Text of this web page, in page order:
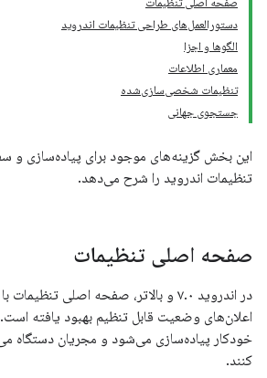
دستورالعمل‌های طراحی تنظیمات اندروید
الگوها و اجزا
معماری اطلاعات
تنظیمات شخصی‌سازی‌شده
جستجوی جهانی
این بخش گزینه‌های موجود برای پیاده‌سازی و
تنظیمات اندروید را شرح می‌دهد.
صفحه اصلی تنظیمات
در اندروید ۷.۰ و بالاتر، صفحه اصلی
اعلان‌های وضعیت قابل تنظیم بهبود یافته
خودکار پیاده‌سازی می‌شود و مجریان دستگاه
کنند.